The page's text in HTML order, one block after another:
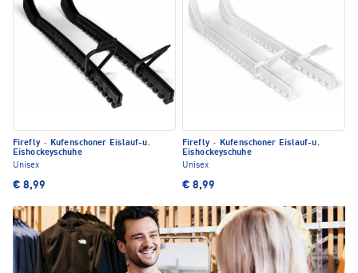
Firefly ·
Kufenschoner Eislauf-u.
Eishockeyschuhe
Unisex
€ 8,99
Firefly ·
Kufenschoner Eislauf-u.
Eishockeyschuhe
Unisex
€ 8,99